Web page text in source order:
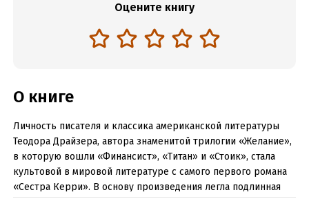
Оцените книгу
О книге
Личность писателя и классика американской литературы
Теодора Драйзера, автора знаменитой трилогии «Желание»,
в которую вошли «Финансист», «Титан» и «Стоик», стала
культовой в мировой литературе с самого первого романа
«Сестра Керри». В основу произведения легла подлинная